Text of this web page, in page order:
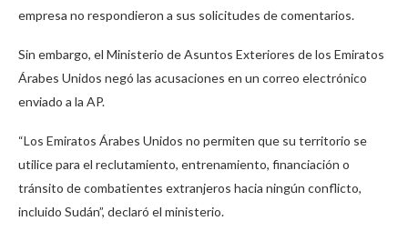
empresa no respondieron a sus solicitudes de comentarios.
Sin embargo, el Ministerio de Asuntos Exteriores de los Emiratos
Árabes Unidos negó las acusaciones en un correo electrónico
enviado a la AP.
“Los Emiratos Árabes Unidos no permiten que su territorio se
utilice para el reclutamiento, entrenamiento, financiación o
tránsito de combatientes extranjeros hacia ningún conflicto,
incluido Sudán”, declaró el ministerio.